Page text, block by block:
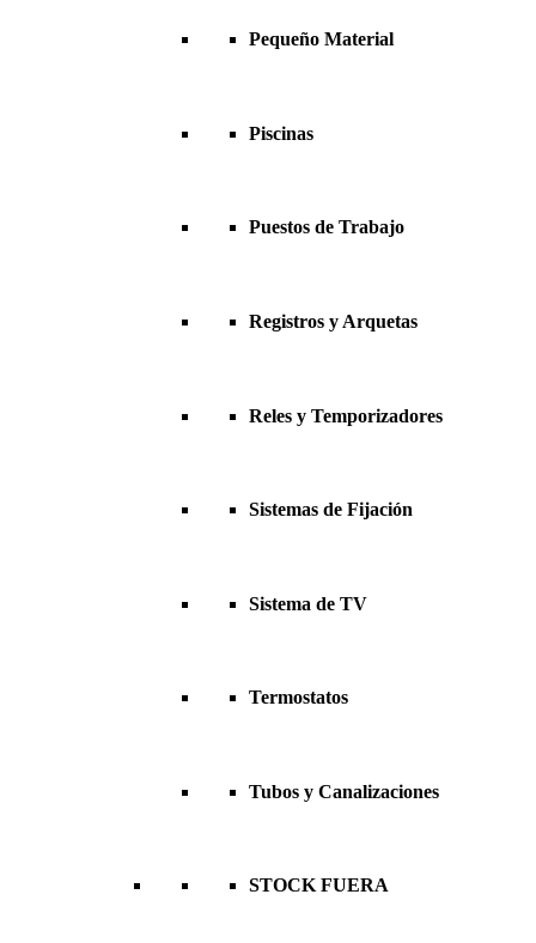
Pequeño Material
Piscinas
Puestos de Trabajo
Registros y Arquetas
Reles y Temporizadores
Sistemas de Fijación
Sistema de TV
Termostatos
Tubos y Canalizaciones
STOCK FUERA